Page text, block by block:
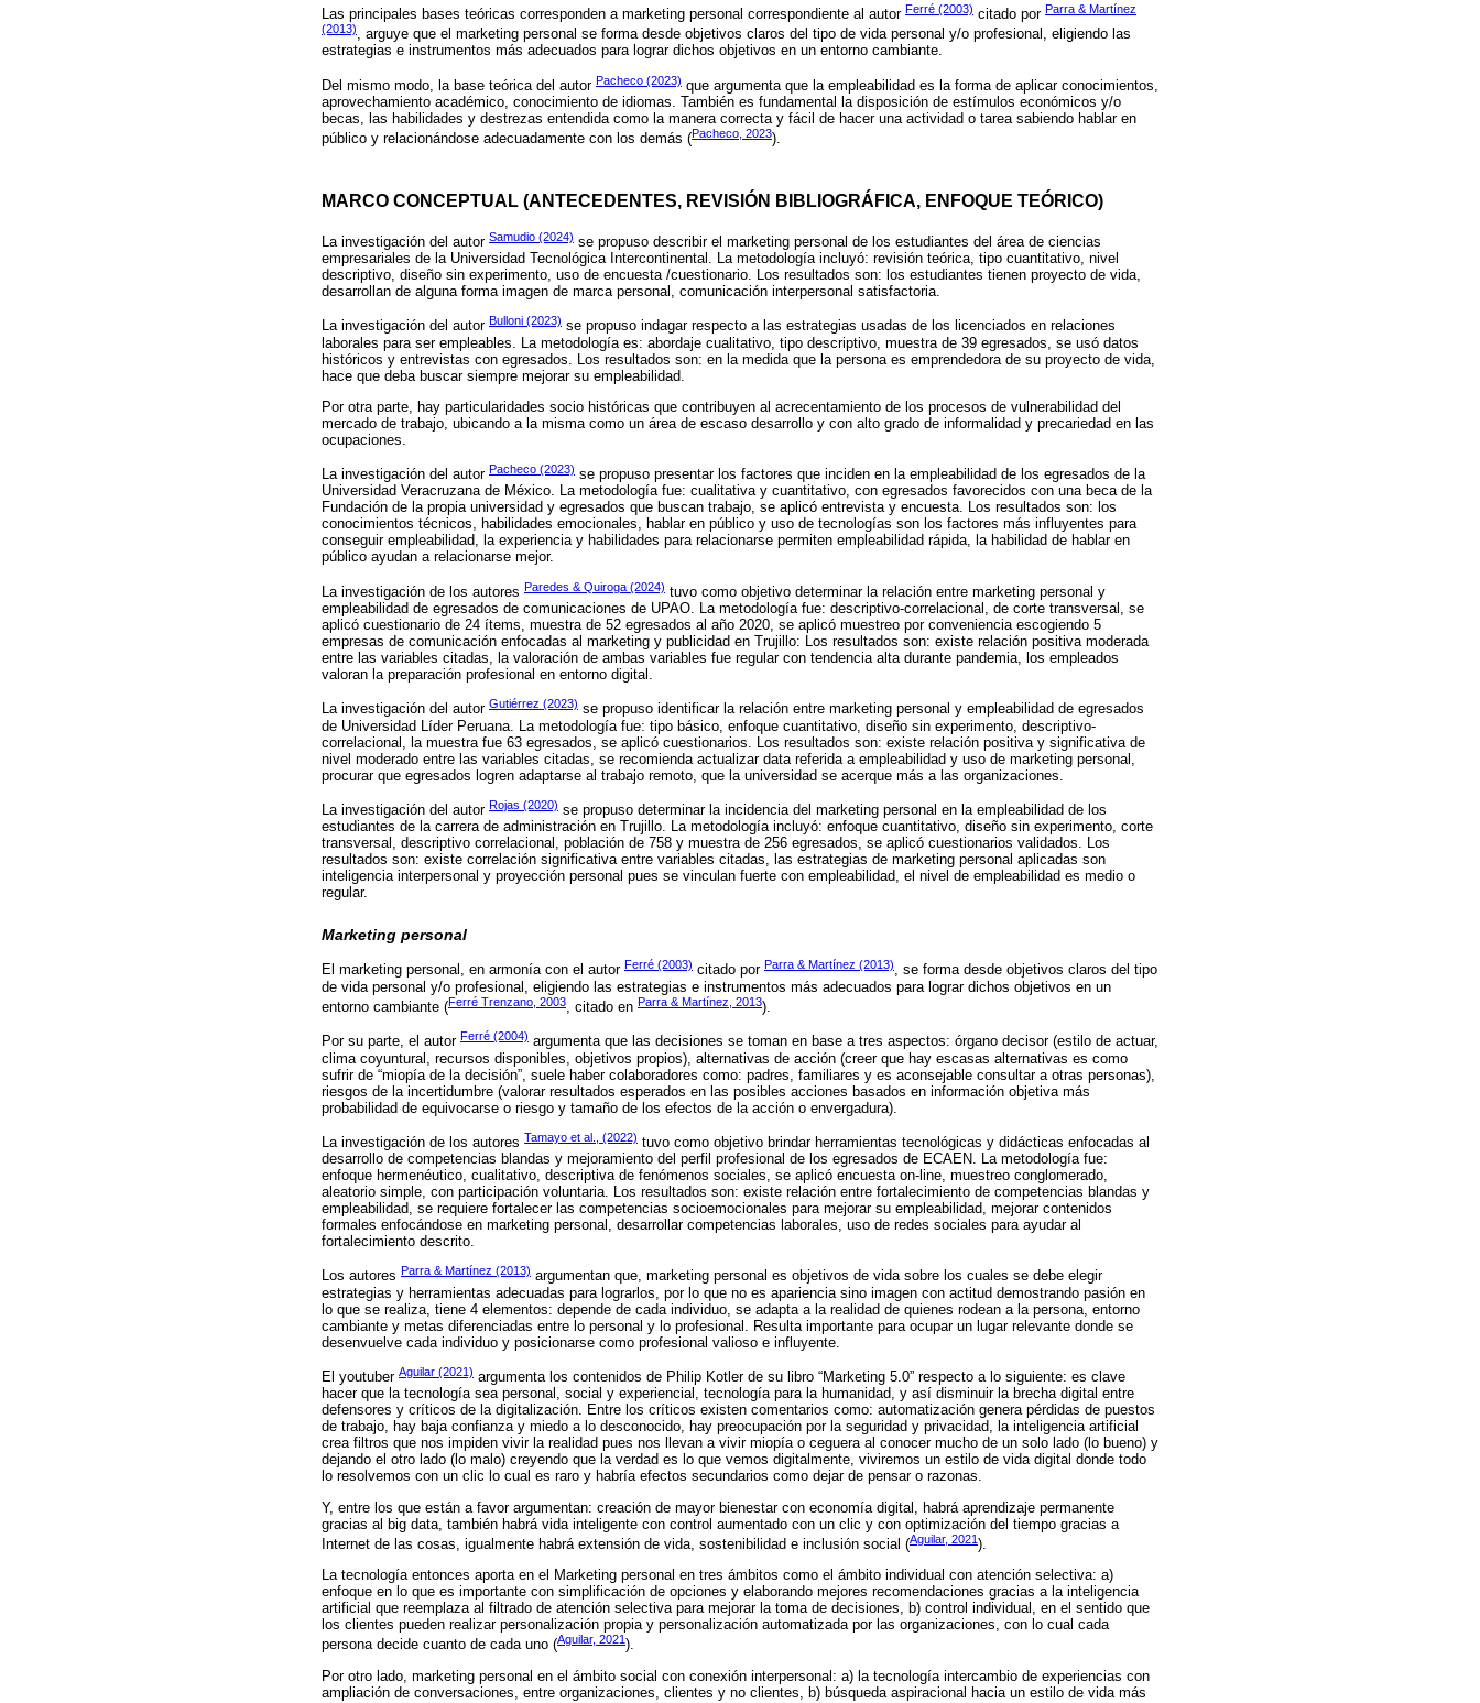
Las principales bases teóricas corresponden a marketing personal correspondiente al autor Ferré (2003) citado por Parra & Martínez
(2013), arguye que el marketing personal se forma desde objetivos claros del tipo de vida personal y/o profesional, eligiendo las
estrategias e instrumentos más adecuados para lograr dichos objetivos en un entorno cambiante.
Del mismo modo, la base teórica del autor Pacheco (2023) que argumenta que la empleabilidad es la forma de aplicar conocimientos,
aprovechamiento académico, conocimiento de idiomas. También es fundamental la disposición de estímulos económicos y/o
becas, las habilidades y destrezas entendida como la manera correcta y fácil de hacer una actividad o tarea sabiendo hablar en
público y relacionándose adecuadamente con los demás (Pacheco, 2023).
MARCO CONCEPTUAL (ANTECEDENTES, REVISIÓN BIBLIOGRÁFICA, ENFOQUE TEÓRICO)
La investigación del autor Samudio (2024) se propuso describir el marketing personal de los estudiantes del área de ciencias
empresariales de la Universidad Tecnológica Intercontinental. La metodología incluyó: revisión teórica, tipo cuantitativo, nivel
descriptivo, diseño sin experimento, uso de encuesta /cuestionario. Los resultados son: los estudiantes tienen proyecto de vida,
desarrollan de alguna forma imagen de marca personal, comunicación interpersonal satisfactoria.
La investigación del autor Bulloni (2023) se propuso indagar respecto a las estrategias usadas de los licenciados en relaciones
laborales para ser empleables. La metodología es: abordaje cualitativo, tipo descriptivo, muestra de 39 egresados, se usó datos
históricos y entrevistas con egresados. Los resultados son: en la medida que la persona es emprendedora de su proyecto de vida,
hace que deba buscar siempre mejorar su empleabilidad.
Por otra parte, hay particularidades socio históricas que contribuyen al acrecentamiento de los procesos de vulnerabilidad del
mercado de trabajo, ubicando a la misma como un área de escaso desarrollo y con alto grado de informalidad y precariedad en las
ocupaciones.
La investigación del autor Pacheco (2023) se propuso presentar los factores que inciden en la empleabilidad de los egresados de la
Universidad Veracruzana de México. La metodología fue: cualitativa y cuantitativo, con egresados favorecidos con una beca de la
Fundación de la propia universidad y egresados que buscan trabajo, se aplicó entrevista y encuesta. Los resultados son: los
conocimientos técnicos, habilidades emocionales, hablar en público y uso de tecnologías son los factores más influyentes para
conseguir empleabilidad, la experiencia y habilidades para relacionarse permiten empleabilidad rápida, la habilidad de hablar en
público ayudan a relacionarse mejor.
La investigación de los autores Paredes & Quiroga (2024) tuvo como objetivo determinar la relación entre marketing personal y
empleabilidad de egresados de comunicaciones de UPAO. La metodología fue: descriptivo-correlacional, de corte transversal, se
aplicó cuestionario de 24 ítems, muestra de 52 egresados al año 2020, se aplicó muestreo por conveniencia escogiendo 5
empresas de comunicación enfocadas al marketing y publicidad en Trujillo: Los resultados son: existe relación positiva moderada
entre las variables citadas, la valoración de ambas variables fue regular con tendencia alta durante pandemia, los empleados
valoran la preparación profesional en entorno digital.
La investigación del autor Gutiérrez (2023) se propuso identificar la relación entre marketing personal y empleabilidad de egresados
de Universidad Líder Peruana. La metodología fue: tipo básico, enfoque cuantitativo, diseño sin experimento, descriptivo-
correlacional, la muestra fue 63 egresados, se aplicó cuestionarios. Los resultados son: existe relación positiva y significativa de
nivel moderado entre las variables citadas, se recomienda actualizar data referida a empleabilidad y uso de marketing personal,
procurar que egresados logren adaptarse al trabajo remoto, que la universidad se acerque más a las organizaciones.
La investigación del autor Rojas (2020) se propuso determinar la incidencia del marketing personal en la empleabilidad de los
estudiantes de la carrera de administración en Trujillo. La metodología incluyó: enfoque cuantitativo, diseño sin experimento, corte
transversal, descriptivo correlacional, población de 758 y muestra de 256 egresados, se aplicó cuestionarios validados. Los
resultados son: existe correlación significativa entre variables citadas, las estrategias de marketing personal aplicadas son
inteligencia interpersonal y proyección personal pues se vinculan fuerte con empleabilidad, el nivel de empleabilidad es medio o
regular.
Marketing personal
El marketing personal, en armonía con el autor Ferré (2003) citado por Parra & Martínez (2013), se forma desde objetivos claros del tipo
de vida personal y/o profesional, eligiendo las estrategias e instrumentos más adecuados para lograr dichos objetivos en un
entorno cambiante (Ferré Trenzano, 2003, citado en Parra & Martínez, 2013).
Por su parte, el autor Ferré (2004) argumenta que las decisiones se toman en base a tres aspectos: órgano decisor (estilo de actuar,
clima coyuntural, recursos disponibles, objetivos propios), alternativas de acción (creer que hay escasas alternativas es como
sufrir de “miopía de la decisión”, suele haber colaboradores como: padres, familiares y es aconsejable consultar a otras personas),
riesgos de la incertidumbre (valorar resultados esperados en las posibles acciones basados en información objetiva más
probabilidad de equivocarse o riesgo y tamaño de los efectos de la acción o envergadura).
La investigación de los autores Tamayo et al., (2022) tuvo como objetivo brindar herramientas tecnológicas y didácticas enfocadas al
desarrollo de competencias blandas y mejoramiento del perfil profesional de los egresados de ECAEN. La metodología fue:
enfoque hermenéutico, cualitativo, descriptiva de fenómenos sociales, se aplicó encuesta on-line, muestreo conglomerado,
aleatorio simple, con participación voluntaria. Los resultados son: existe relación entre fortalecimiento de competencias blandas y
empleabilidad, se requiere fortalecer las competencias socioemocionales para mejorar su empleabilidad, mejorar contenidos
formales enfocándose en marketing personal, desarrollar competencias laborales, uso de redes sociales para ayudar al
fortalecimiento descrito.
Los autores Parra & Martínez (2013) argumentan que, marketing personal es objetivos de vida sobre los cuales se debe elegir
estrategias y herramientas adecuadas para lograrlos, por lo que no es apariencia sino imagen con actitud demostrando pasión en
lo que se realiza, tiene 4 elementos: depende de cada individuo, se adapta a la realidad de quienes rodean a la persona, entorno
cambiante y metas diferenciadas entre lo personal y lo profesional. Resulta importante para ocupar un lugar relevante donde se
desenvuelve cada individuo y posicionarse como profesional valioso e influyente.
El youtuber Aguilar (2021) argumenta los contenidos de Philip Kotler de su libro “Marketing 5.0” respecto a lo siguiente: es clave
hacer que la tecnología sea personal, social y experiencial, tecnología para la humanidad, y así disminuir la brecha digital entre
defensores y críticos de la digitalización. Entre los críticos existen comentarios como: automatización genera pérdidas de puestos
de trabajo, hay baja confianza y miedo a lo desconocido, hay preocupación por la seguridad y privacidad, la inteligencia artificial
crea filtros que nos impiden vivir la realidad pues nos llevan a vivir miopía o ceguera al conocer mucho de un solo lado (lo bueno) y
dejando el otro lado (lo malo) creyendo que la verdad es lo que vemos digitalmente, viviremos un estilo de vida digital donde todo
lo resolvemos con un clic lo cual es raro y habría efectos secundarios como dejar de pensar o razonas.
Y, entre los que están a favor argumentan: creación de mayor bienestar con economía digital, habrá aprendizaje permanente
gracias al big data, también habrá vida inteligente con control aumentado con un clic y con optimización del tiempo gracias a
Internet de las cosas, igualmente habrá extensión de vida, sostenibilidad e inclusión social (Aguilar, 2021).
La tecnología entonces aporta en el Marketing personal en tres ámbitos como el ámbito individual con atención selectiva: a)
enfoque en lo que es importante con simplificación de opciones y elaborando mejores recomendaciones gracias a la inteligencia
artificial que reemplaza al filtrado de atención selectiva para mejorar la toma de decisiones, b) control individual, en el sentido que
los clientes pueden realizar personalización propia y personalización automatizada por las organizaciones, con lo cual cada
persona decide cuanto de cada uno (Aguilar, 2021 ).
Por otro lado, marketing personal en el ámbito social con conexión interpersonal: a) la tecnología intercambio de experiencias con
ampliación de conversaciones, entre organizaciones, clientes y no clientes, b) búsqueda aspiracional hacia un estilo de vida más